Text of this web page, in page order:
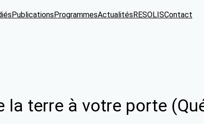
PublicationsProgrammesActualitésRESOLISContact
la terre à votre porte